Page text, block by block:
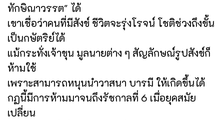
ทักษิณาวรรต" ได้
เขาเชื่อว่าคนที่มีสังข์ ชีวิตจะรุ่งโรจน์ โชติช่วงถึงขั้น
เป็นกษัตริย์ได้
แม้กระทั่งเจ้าขุน มูลนายต่าง ๆ สัญลักษณ์รูปสังข์ก็
ห้ามใช้
เพราะสามารถหนุนนำวาสนา บารมี ให้เกิดขึ้นได้
กฏนี้มีการห้ามมาจนถึงรัชกาลที่ 6 เมื่อยุคสมัย
เปลี่ยน